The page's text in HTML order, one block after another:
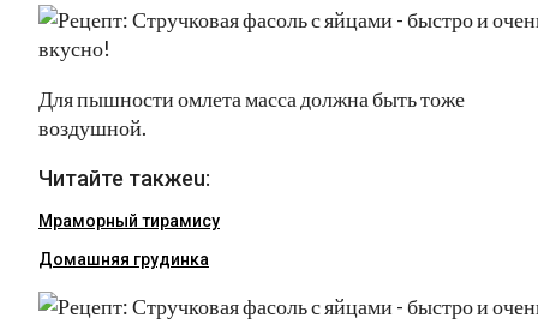
Для пышности омлета масса должна быть тоже
воздушной.
Читайте такжеu:
Мраморный тирамису
Домашняя грудинка